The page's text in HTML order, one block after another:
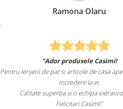
Ramona Olaru
"Ador produsele Casimi!
Pentru lenjerii de pat si articole de casa
incredere la ei.
Calitate superba si o echipa
Felicitari Casimi!"